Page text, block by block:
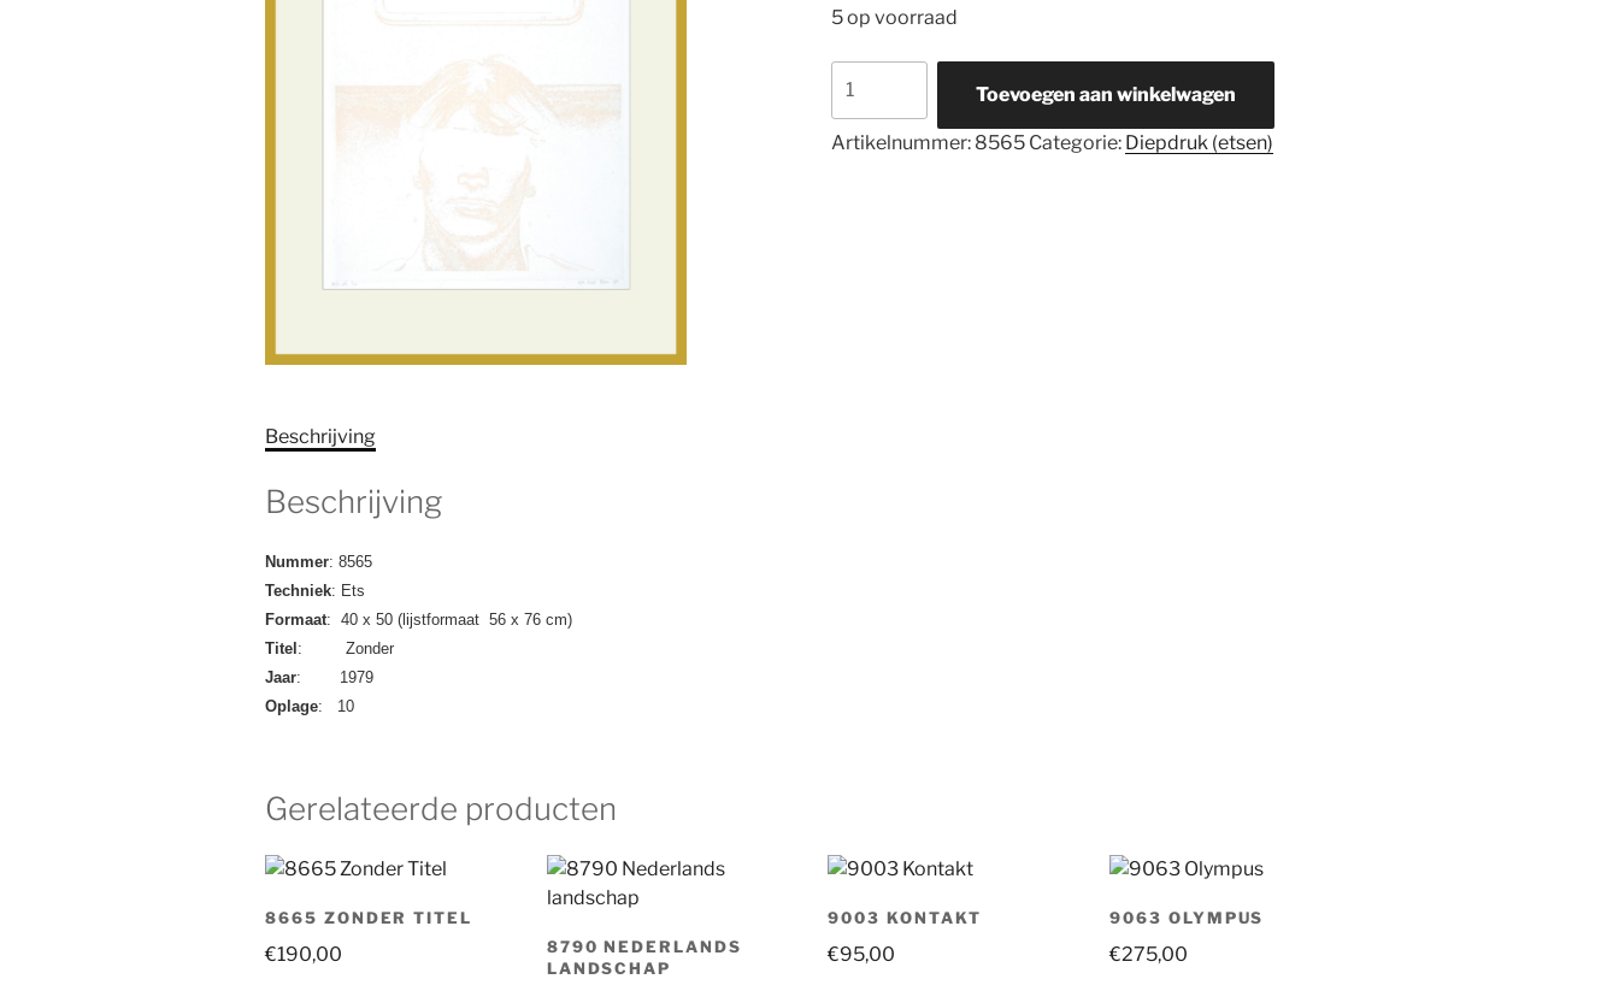
5 op voorraad
Zonder
Titel
Toevoegen aan winkelwagen
Artikelnummer: 8565 Categorie: Diepdruk (etsen)
Beschrijving
Beschrijving
Nummer: 8565
Techniek: Ets
Formaat: 40 x 50 (lijstformaat 56 x 76 cm)
Titel : Zonder
Jaar: 1979
Oplage: 10
Gerelateerde producten
8665 ZONDER TITEL
€190,00
8790 NEDERLANDS
LANDSCHAP
9003 KONTAKT
€95,00
9063 OLYMPUS
€275,00